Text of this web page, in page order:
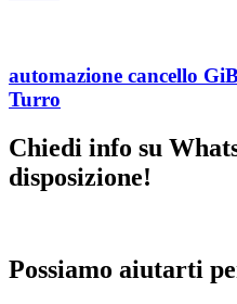
automazione cancello
Turro
Chiedi info su
disposizione!
Possiamo aiutarti